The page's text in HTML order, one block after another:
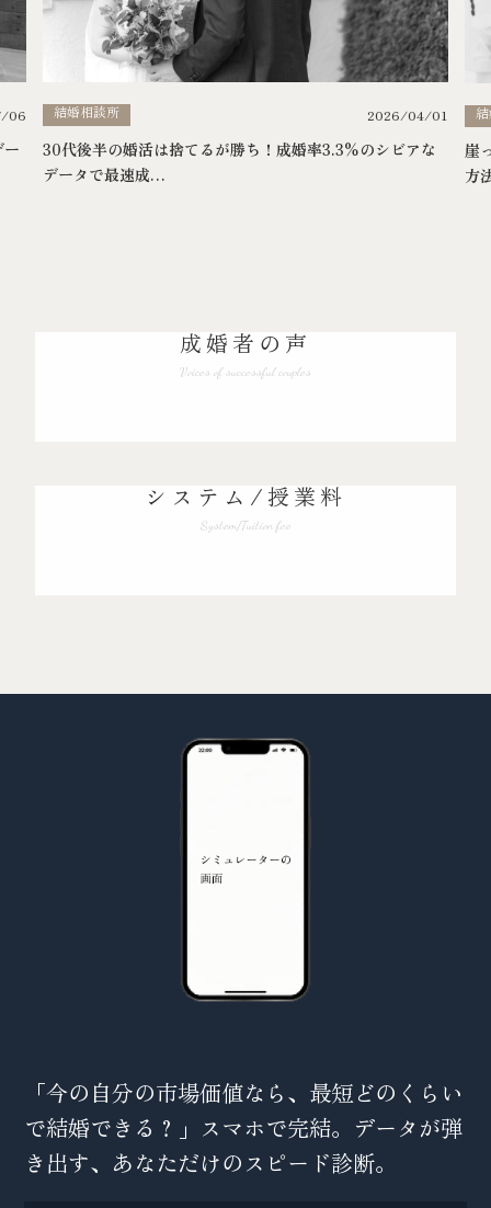
06 結婚相談所 2026/04/01
30代後半の婚活は捨てるが勝ち！成婚率3.3%のシビアな
データで最速成…
崖
方
成婚者の声
Voices of successful couples
システム/授業料
System/Tuition fee
「今の自分の市場価値なら、最短どのくらい
で結婚できる？」スマホで完結。データが弾
き出す、あなただけのスピード診断。